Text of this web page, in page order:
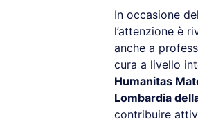
In occasione
l’attenzione è
anche a
cura a livello
Humanitas
Lombardia
contribuire